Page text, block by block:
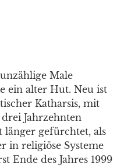
Male
ein alter Hut. Neu ist
Katharsis, mit
Jahrzehnten
gefürchtet, als
in religiöse Systeme
Ende des Jahres 1999